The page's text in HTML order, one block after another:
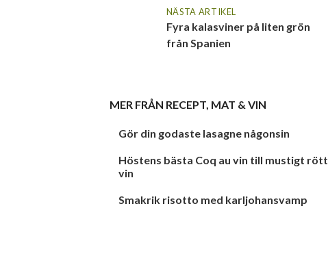
NÄSTA ARTIKEL
Fyra kalasviner på liten grön
från Spanien
MER FRÅN RECEPT, MAT & VIN
Gör din godaste lasagne någonsin
Höstens bästa Coq au vin till mustigt rött
vin
Smakrik risotto med karljohansvamp